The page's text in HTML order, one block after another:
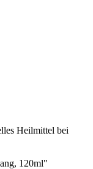
Heilmittel bei
120ml"